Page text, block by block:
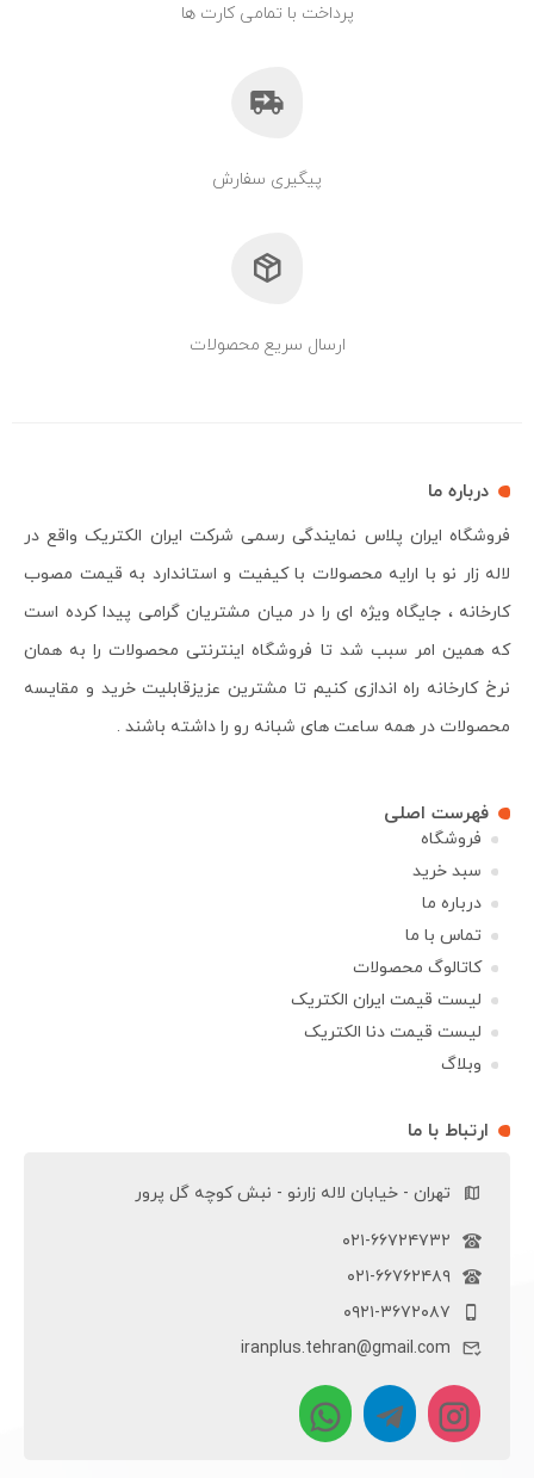
پرداخت با تمامی کارت ها
پیگیری سفارش
ارسال سریع محصولات
درباره ما
فروشگاه ایران پلاس نمایندگی رسمی شرکت ایران الکتریک واقع در
لاله زار نو با ارایه محصولات با کیفیت و استاندارد به قیمت مصوب
کارخانه ، جایگاه ویژه ای را در میان مشتریان گرامی پیدا کرده است
که همین امر سبب شد تا فروشگاه اینترنتی محصولات را به همان
نرخ کارخانه راه اندازی کنیم تا مشترین عزیزقابلیت خرید و مقایسه
محصولات در همه ساعت های شبانه رو را داشته باشند .
فهرست اصلی
فروشگاه
سبد خرید
درباره ما
تماس با ما
کاتالوگ محصولات
لیست قیمت ایران الکتریک
لیست قیمت دنا الکتریک
وبلاگ
ارتباط با ما
تهران - خیابان لاله زارنو - نبش کوچه گل پرور
۰۲۱-۶۶۷۲۴۷۳۲
۰۲۱-۶۶۷۶۲۴۸۹
۰۹۲۱-۳۶۷۲۰۸۷
iranplus.tehran@gmail.com